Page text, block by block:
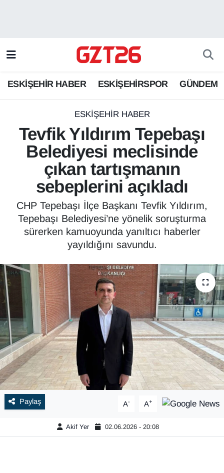
ESKİŞEHİR HABER ESKİŞEHİRSPOR GÜNDEM
ESKİŞEHİR HABER
Tevfik Yıldırım Tepebaşı
Belediyesi meclisinde
çıkan tartışmanın
sebeplerini açıkladı
CHP Tepebaşı İlçe Başkanı Tevfik Yıldırım,
Tepebaşı Belediyesi’ne yönelik soruşturma
sürerken kamuoyunda yanıltıcı haberler
yayıldığını savundu.
Paylaş A- A+
Akif Yer 02.06.2026 - 20:08
ESKİŞEHİRSPOR
GÜNDEM
Odunpazarı Trafik Yoğunluk Haritası
Süper Lig Puan Durumu ve Fikstür
Tüm Manşetler
Son Dakika Haberleri
Haber Arşivi